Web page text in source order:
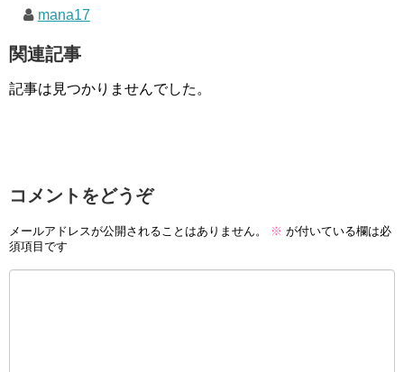
mana17
関連記事
記事は見つかりませんでした。
コメントをどうぞ
メールアドレスが公開されることはありません。 ※ が付いている欄は必
須項目です